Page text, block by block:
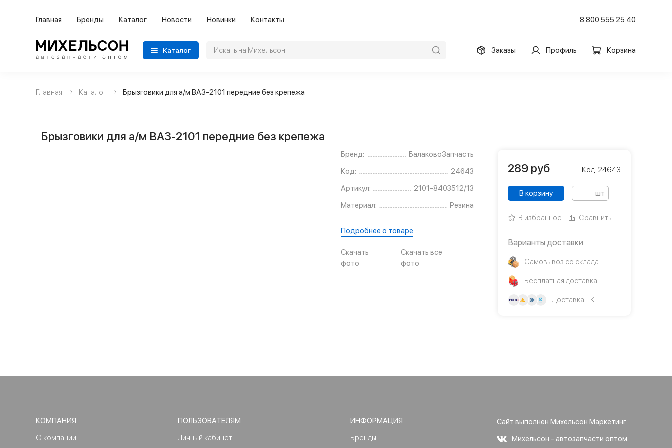
Главная Бренды Каталог Новости Новинки Контакты 8 800 555 25 40
Каталог Заказы Профиль Корзина
Применяемость
Категории автозапчастей
Главная Каталог Брызговики для а/м ВАЗ-2101 передние без крепежа
Брызговики для а/м ВАЗ-2101 передние без крепежа
Бренд:
БалаковоЗапчасть
Код:
24643
Артикул:
2101-8403512/13
Материал:
Резина
Подробнее о товаре
Скачать
фото
Скачать все
фото
289 руб Код: 24643
В корзину шт
В избранное Сравнить
Варианты доставки
Самовывоз со склада
Бесплатная доставка
Доставка ТК
КОМПАНИЯ
О компании
ПОЛЬЗОВАТЕЛЯМ
Личный кабинет
ИНФОРМАЦИЯ
Бренды
Сайт выполнен Михельсон Маркетинг
Михельсон - автозапчасти оптом